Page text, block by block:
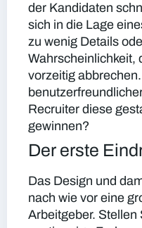
der Kandidaten
sich in die Lage
zu wenig Details
Wahrscheinlichkeit,
vorzeitig
Recruiter diese
gewinnen?
Der erste
Das Design und
nach wie vor eine
Arbeitgeber. Stellen